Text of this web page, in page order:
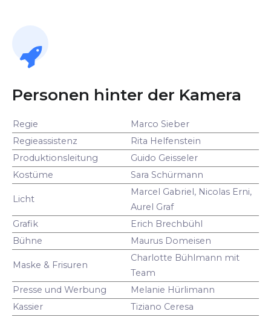
Personen hinter der Kamera
Regie
Marco Sieber
Regieassistenz
Rita Helfenstein
Produktionsleitung
Guido Geisseler
Kostüme
Sara Schürmann
Licht
Marcel Gabriel, Nicolas Erni,
Aurel Graf
Grafik
Erich Brechbühl
Bühne
Maurus Domeisen
Maske & Frisuren
Charlotte Bühlmann mit
Team
Presse und Werbung
Melanie Hürlimann
Kassier
Tiziano Ceresa